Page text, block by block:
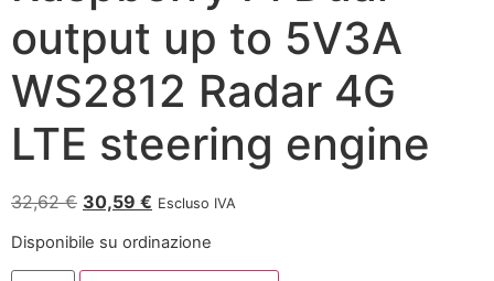
output up to 5V3A
WS2812 Radar 4G
LTE steering engine
32,62€ 30,59 € Escluso IVA
Disponibile su ordinazione